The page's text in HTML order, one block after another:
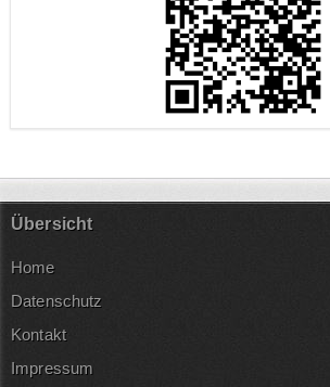
Übersicht
Home
Datenschutz
Kontakt
Impressum